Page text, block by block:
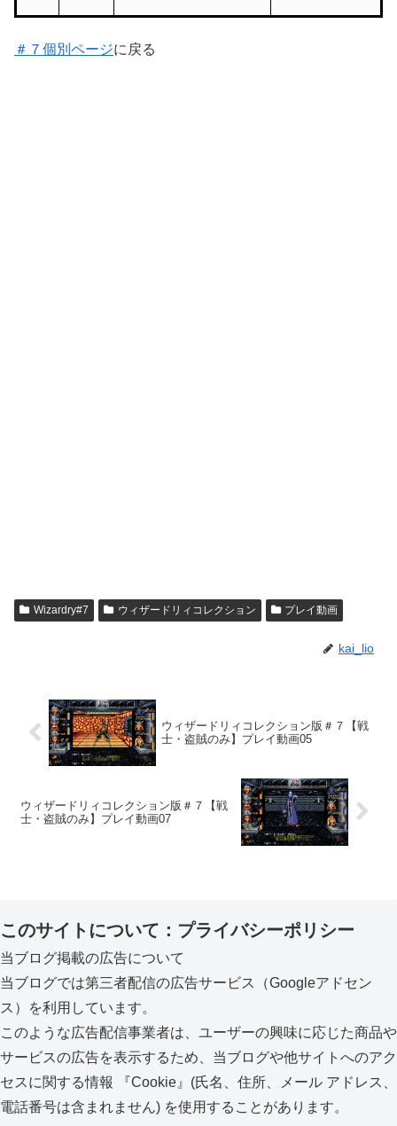
＃７個別ページに戻る
Wizardry#7 ウィザードリィコレクション プレイ動画
kai_lio
ウィザードリィコレクション版＃７【戦
士・盗賊のみ】プレイ動画05
ウィザードリィコレクション版＃７【戦
士・盗賊のみ】プレイ動画07
このサイトについて：プライバシーポリシー
当ブログ掲載の広告について
当ブログでは第三者配信の広告サービス（Googleアドセン
ス）を利用しています。
このような広告配信事業者は、ユーザーの興味に応じた商品や
サービスの広告を表示するため、当ブログや他サイトへのアク
セスに関する情報 『Cookie』(氏名、住所、メール アドレス、
電話番号は含まれません) を使用することがあります。